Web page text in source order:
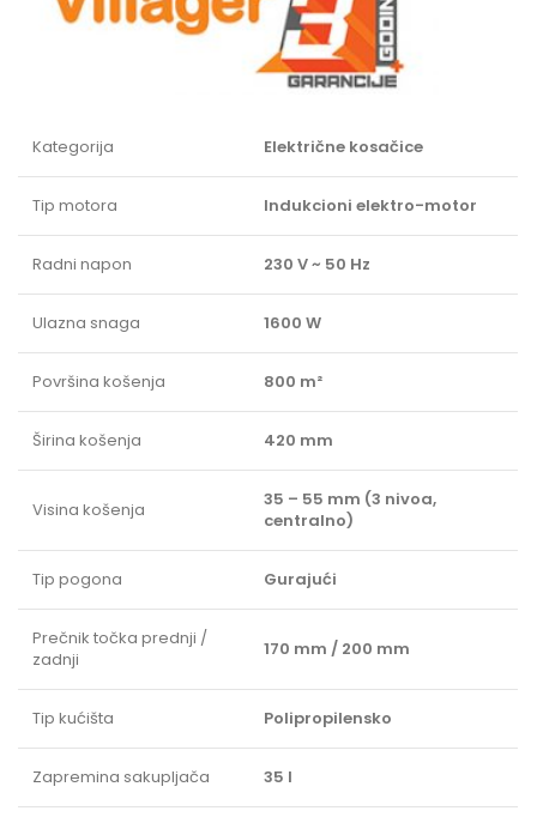
Kategorija Električne kosačice
Tip motora Indukcioni elektro-motor
Radni napon 230 V ~ 50 Hz
Ulazna snaga 1600 W
Površina košenja 800 m²
Širina košenja 420 mm
Visina košenja
35 – 55 mm (3 nivoa,
centralno)
Tip pogona Gurajući
Prečnik točka prednji /
zadnji
170 mm / 200 mm
Tip kućišta Polipropilensko
Zapremina sakupljača 35 l